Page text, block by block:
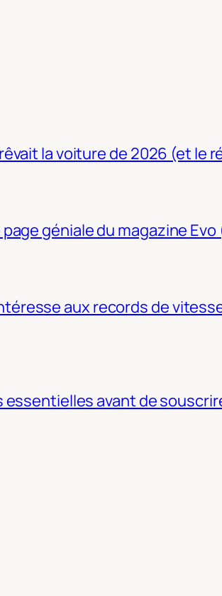
la voiture de 2026 (et le
géniale du magazine
aux records de
avant de